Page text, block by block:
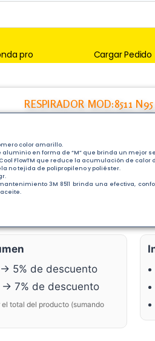
pro Cargar Pedido
RESPIRADOR MOD:8511
color amarillo.
en forma de “M” que brinda un mejor
FlowTM que reduce la acumulación de calor
no tejida de polipropileno y poliéster.
3M 8511 brinda una efectiva,
5% de descuento
7% de descuento
total del producto (sumando